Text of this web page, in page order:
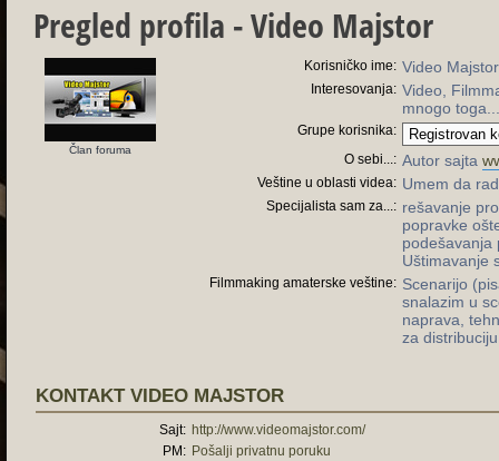
Pregled profila - Video Majstor
Član foruma
Korisničko ime: Video Majstor
Interesovanja: Video,
mnogo
Grupe korisnika:
O sebi...: Autor sajta
Veštine u oblasti videa: Umem da
Specijalista sam za...: rešavanje
popravke
podešavanja
Uštimavanje
Filmmaking amaterske veštine: Scenarijo
snalazim u
naprava,
za
KONTAKT VIDEO MAJSTOR
Sajt: http://www.videomajstor.com/
PM: Pošalji privatnu poruku